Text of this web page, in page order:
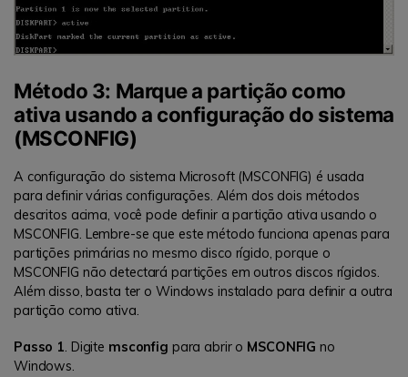
Método 3: Marque a partição como
ativa usando a configuração do sistema
(MSCONFIG)
A configuração do sistema Microsoft (MSCONFIG) é usada
para definir várias configurações. Além dos dois métodos
descritos acima, você pode definir a partição ativa usando o
MSCONFIG. Lembre-se que este método funciona apenas para
partições primárias no mesmo disco rígido, porque o
MSCONFIG não detectará partições em outros discos rígidos.
Além disso, basta ter o Windows instalado para definir a outra
partição como ativa.
Passo 1. Digite msconfig para abrir o MSCONFIG no
Windows.